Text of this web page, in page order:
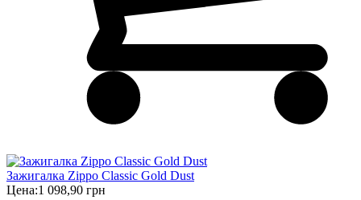
Зажигалка Zippo Classic Gold Dust
Цена:1 098,90 грн